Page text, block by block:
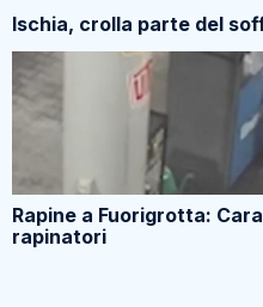
Ischia, crolla parte del
Rapine a Fuorigrotta:
rapinatori